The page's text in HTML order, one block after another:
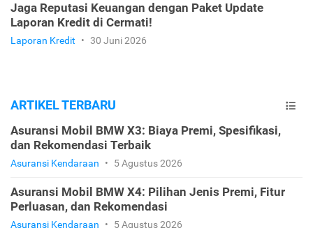
Jaga Reputasi Keuangan dengan Paket Update
Laporan Kredit di Cermati!
Laporan Kredit • 30 Juni 2026
ARTIKEL TERBARU
Asuransi Mobil BMW X3: Biaya Premi, Spesifikasi,
dan Rekomendasi Terbaik
Asuransi Kendaraan • 5 Agustus 2026
Asuransi Mobil BMW X4: Pilihan Jenis Premi, Fitur
Perluasan, dan Rekomendasi
Asuransi Kendaraan • 5 Agustus 2026